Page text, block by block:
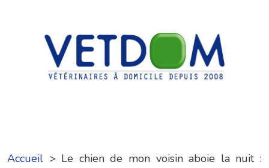
Accueil > Le chien de mon voisin aboie la nuit :